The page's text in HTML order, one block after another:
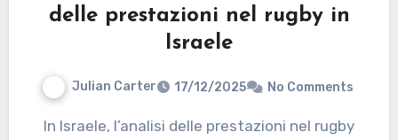
delle prestazioni nel rugby in
Israele
Julian Carter 17/12/2025 No Comments
In Israele, l’analisi delle prestazioni nel rugby